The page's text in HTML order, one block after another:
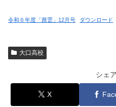
令和６年度「茜雲」12月号 ダウンロード
大口高校
シェ
X